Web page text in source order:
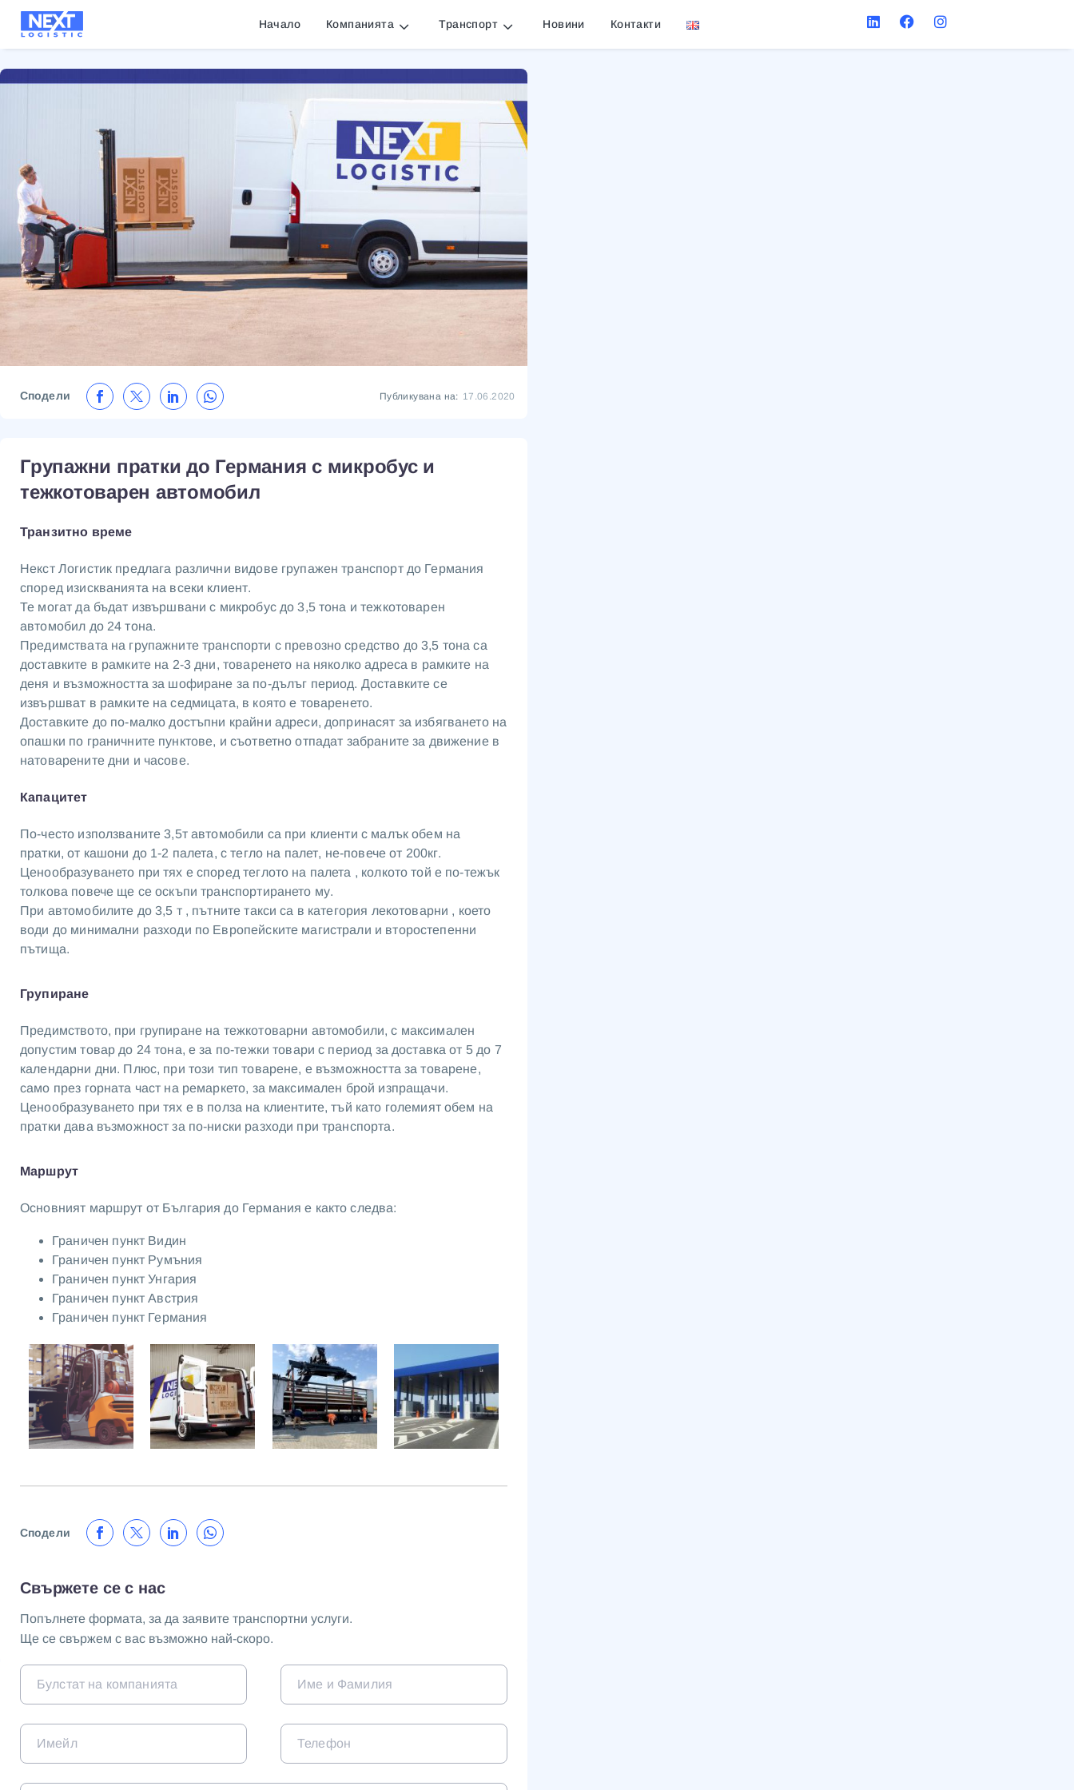
Начало Компанията Транспорт Новини Контакти
Сподели Публикувана на: 17.06.2020
Групажни пратки до Германия с микробус и
тежкотоварен автомобил
Транзитно време
Некст Логистик предлага различни видове групажен транспорт до Германия
според изискванията на всеки клиент.
Те могат да бъдат извършвани с микробус до 3,5 тона и тежкотоварен
автомобил до 24 тона.
Предимствата на групажните транспорти с превозно средство до 3,5 тона са
доставките в рамките на 2-3 дни, товаренето на няколко адреса в рамките на
деня и възможността за шофиране за по-дълъг период. Доставките се
извършват в рамките на седмицата, в която е товаренето.
Доставките до по-малко достъпни крайни адреси, допринасят за избягването на
опашки по граничните пунктове, и съответно отпадат забраните за движение в
натоварените дни и часове.
Капацитет
По-често използваните 3,5т автомобили са при клиенти с малък обем на
пратки, от кашони до 1-2 палета, с тегло на палет, не-повече от 200кг.
Ценообразуването при тях е според теглото на палета , колкото той е по-тежък
толкова повече ще се оскъпи транспортирането му.
При автомобилите до 3,5 т , пътните такси са в категория лекотоварни , което
води до минимални разходи по Европейските магистрали и второстепенни
пътища.
Групиране
Предимството, при групиране на тежкотоварни автомобили, с максимален
допустим товар до 24 тона, е за по-тежки товари с период за доставка от 5 до 7
календарни дни. Плюс, при този тип товарене, е възможността за товарене,
само през горната част на ремаркето, за максимален брой изпращачи.
Ценообразуването при тях е в полза на клиентите, тъй като големият обем на
пратки дава възможност за по-ниски разходи при транспорта.
Маршрут
Основният маршрут от България до Германия е както следва:
Граничен пункт Видин
Граничен пункт Румъния
Граничен пункт Унгария
Граничен пункт Австрия
Граничен пункт Германия
Сподели
Свържете се с нас
Попълнете формата, за да заявите транспортни услуги.
Ще се свържем с вас възможно най-скоро.